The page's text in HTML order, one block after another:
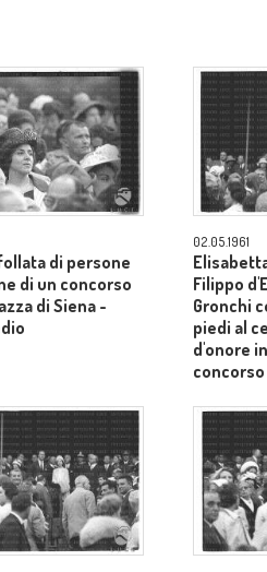
di persone
di un concorso
di Siena -
02.05.1961
Filippo
Gronchi
piedi al
d'onore